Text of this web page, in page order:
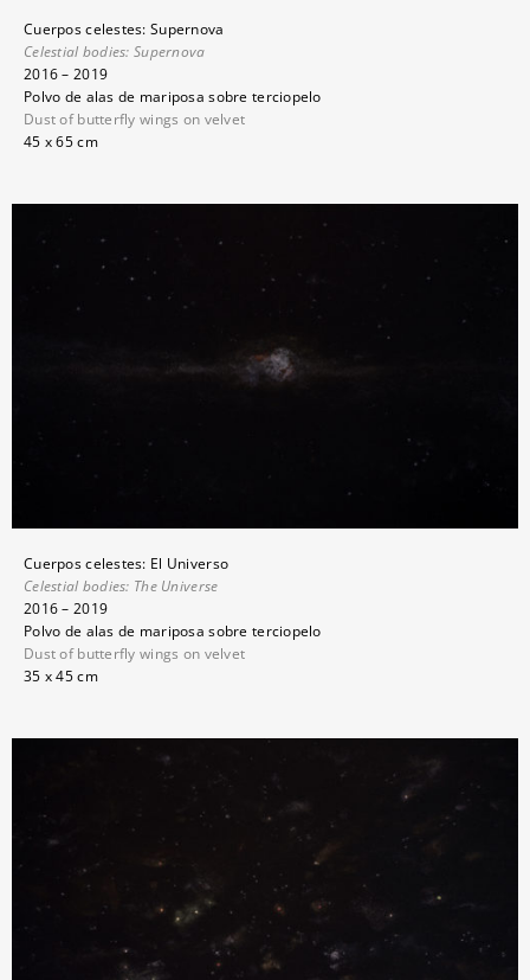
Cuerpos celestes: Supernova
Celestial bodies:Supernova
2016 – 2019
Polvo de alas de mariposa sobre terciopelo
Dust of butterfly wings on velvet
45 x 65 cm
Cuerpos celestes: El Universo
Celestial bodies: The Universe
2016 – 2019
Polvo de alas de mariposa sobre terciopelo
Dust of butterfly wings on velvet
35 x 45 cm